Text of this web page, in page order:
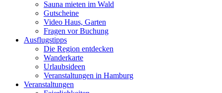
Sauna mieten im Wald
Gutscheine
Video Haus, Garten
Fragen vor Buchung
Ausflugstipps
Die Region entdecken
Wanderkarte
Urlaubsideen
Veranstaltungen in Hamburg
Veranstaltungen